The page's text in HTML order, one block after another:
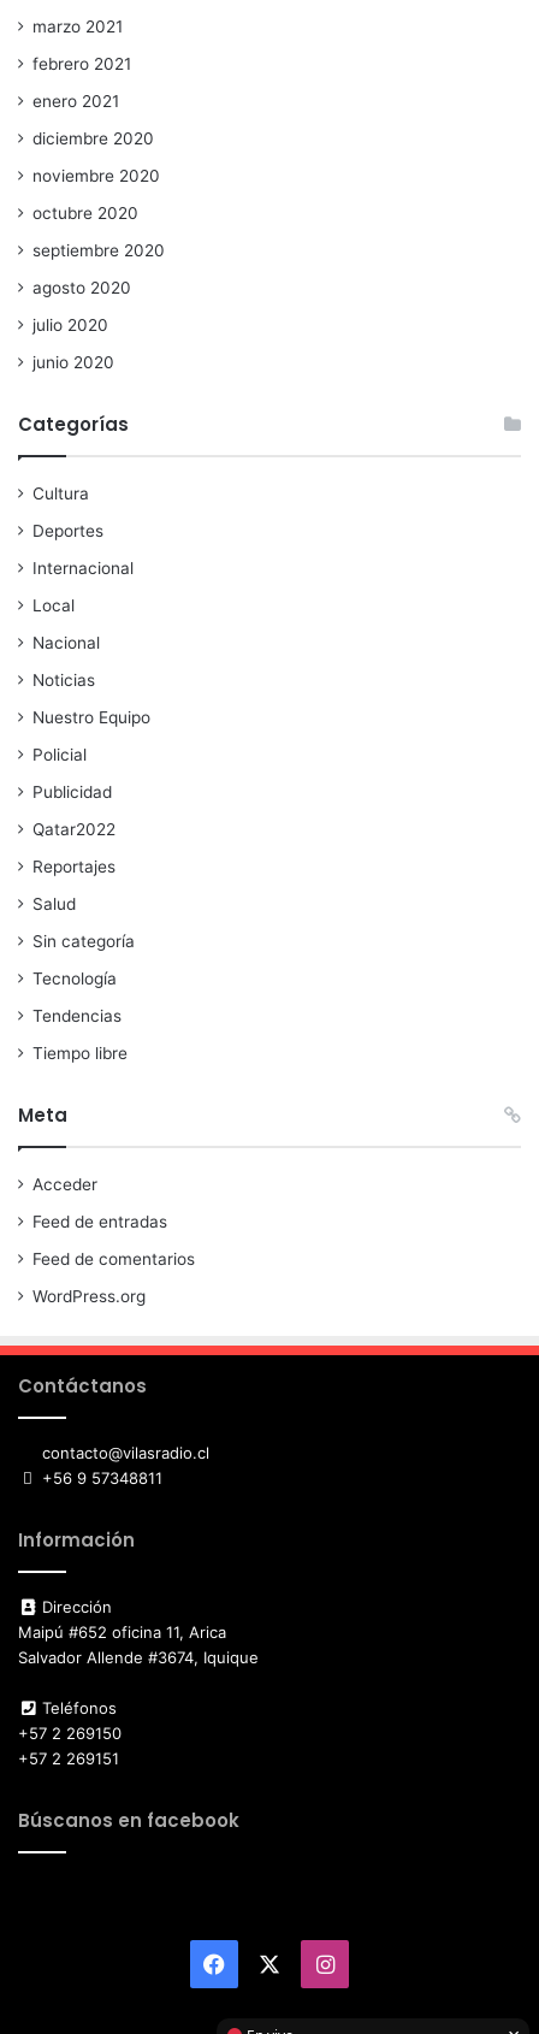
marzo 2021
febrero 2021
enero 2021
diciembre 2020
noviembre 2020
octubre 2020
septiembre 2020
agosto 2020
julio 2020
junio 2020
Categorías
Cultura
Deportes
Internacional
Local
Nacional
Noticias
Nuestro Equipo
Policial
Publicidad
Qatar2022
Reportajes
Salud
Sin categoría
Tecnología
Tendencias
Tiempo libre
Meta
Acceder
Feed de entradas
Feed de comentarios
WordPress.org
Contáctanos
contacto@vilasradio.cl
+56 9 57348811
Información
Dirección
Maipú #652 oficina 11, Arica
Salvador Allende #3674, Iquique
Teléfonos
+57 2 269150
+57 2 269151
Búscanos en facebook
Facebook Instagram